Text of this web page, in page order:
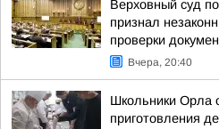
Верховный суд
признал
проверки
Вчера, 20:40
Школьники Орла
приготовления